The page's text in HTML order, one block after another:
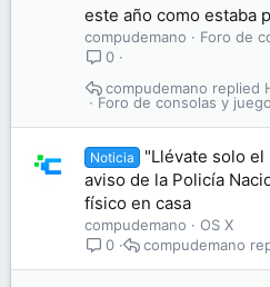
este año como estaba
compudemano
Foro de
0
Foro de consolas y
compudemano
Noticia
"Llévate solo el
aviso de la Policía
físico en casa
compudemano
OS X
0
compudemano